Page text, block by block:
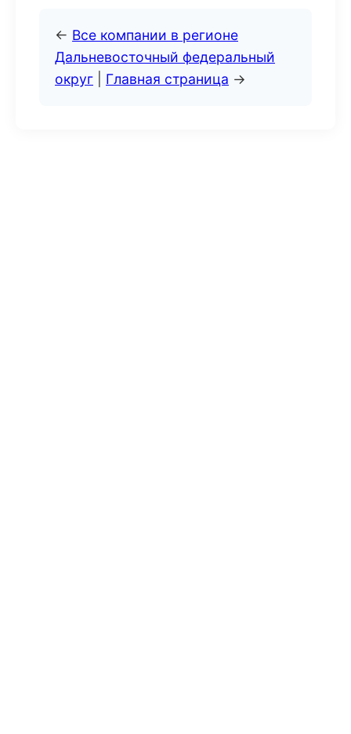
← Все компании в регионе
Дальневосточный федеральный
округ
Главная страница →